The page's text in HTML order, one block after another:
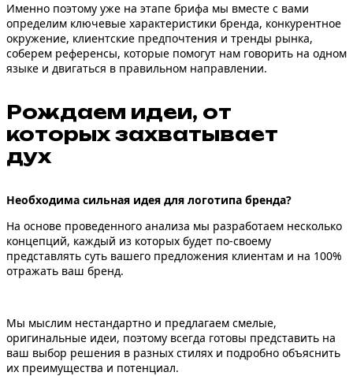
Именно поэтому уже на этапе брифа мы вместе с вами
определим ключевые характеристики бренда, конкурентное
окружение, клиентские предпочтения и тренды рынка,
соберем референсы, которые помогут нам говорить на одном
языке и двигаться в правильном направлении.
Рождаем идеи, от
которыхзахватывает
дух
Необходима сильная идея для логотипа бренда?
На основе проведенного анализа мы разработаем несколько
концепций, каждый из которых будет по-своему
представлять суть вашего предложения клиентам и на 100%
отражать ваш бренд.
Мы мыслим нестандартно и предлагаем смелые,
оригинальные идеи, поэтому всегда готовы представить на
ваш выбор решения в разных стилях и подробно объяснить
их преимущества и потенциал.